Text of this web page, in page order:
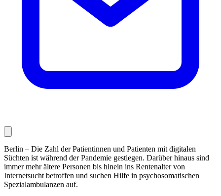
Berlin – Die Zahl der Patientinnen und Patienten mit digitalen
Süchten ist während der Pandemie gestiegen. Darüber hinaus sind
immer mehr ältere Personen bis hinein ins Rentenalter von
Internetsucht betroffen und suchen Hilfe in psychosomatischen
Spezialambulanzen auf.